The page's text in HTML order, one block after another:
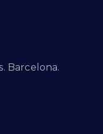
Barcelona.